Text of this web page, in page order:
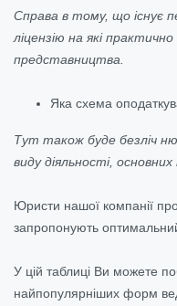
Справа в тому, що існує
ліцензію на які
представництва.
Яка схема
Тут також буде безліч
виду діяльності,
Юристи нашої компанії
запропонують
У цій таблиці Ви можете
найпопулярніших форм